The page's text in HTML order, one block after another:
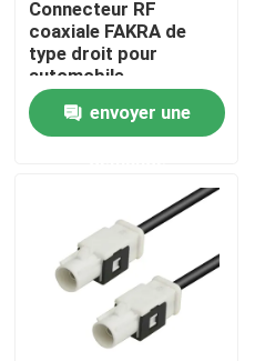
Contrôle de qualité
Nous contacter
Demander un devis
Connecteur de FAKRA HSD
Connecteur de carte PCB
Connecteur RF
coaxiale FAKRA de
type droit pour
automobile
envoyer une